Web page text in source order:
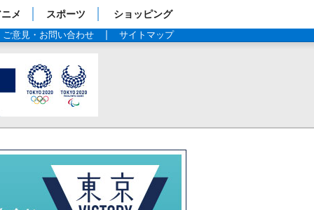
メ スポーツ ショッピング
ご意見・お問い合わせ サイトマップ